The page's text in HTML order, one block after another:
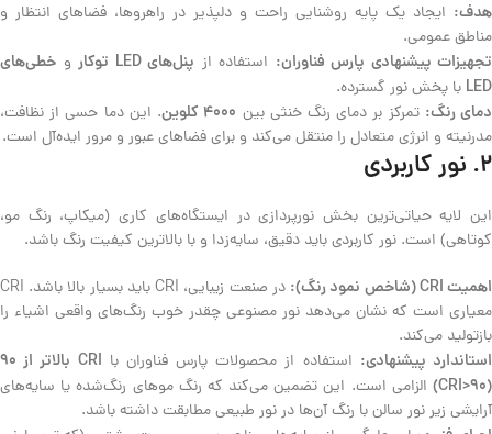
هدف: ایجاد یک پایه روشنایی راحت و دلپذیر در راهروها، فضاهای انتظار و
مناطق عمومی.
تجهیزات پیشنهادی پارس فناوران: استفاده از پنل‌های LED توکار و خطی‌های
LED با پخش نور گسترده.
دمای رنگ: تمرکز بر دمای رنگ خنثی بین ۴۰۰۰ کلوین
. این دما حسی از نظافت،
مدرنیته و انرژی متعادل را منتقل می‌کند و برای فضاهای عبور و مرور ایده‌آل است.
۲. نور کاربردی
این لایه حیاتی‌ترین بخش نورپردازی در ایستگاه‌های کاری (میکاپ، رنگ مو،
کوتاهی) است. نور کاربردی باید دقیق، سایه‌زدا و با بالاترین کیفیت رنگ باشد.
اهمیت CRI (شاخص نمود رنگ):
در صنعت زیبایی، CRI باید بسیار بالا باشد. CRI
معیاری است که نشان می‌دهد نور مصنوعی چقدر خوب رنگ‌های واقعی اشیاء را
بازتولید می‌کند.
استاندارد پیشنهادی: استفاده از محصولات پارس فناوران با
CRI بالاتر از ۹۰
(CRI>90)
الزامی است. این تضمین می‌کند که رنگ موهای رنگ‌شده یا سایه‌های
آرایشی زیر نور سالن با رنگ آن‌ها در نور طبیعی مطابقت داشته باشد.